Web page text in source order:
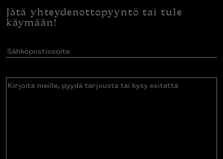
Jätä yhteydenottopyyntö tai tule
käymään!
Sähköpostiosoite(Pakollinen)
Kirjoita